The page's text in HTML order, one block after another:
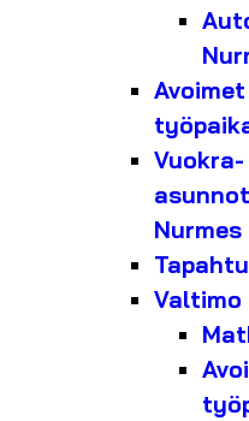
Avoimet
Vuokra-
asunnot
Nurmes
Valtimo